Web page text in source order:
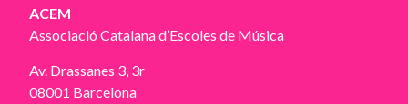
ACEM
Associació Catalana d’Escoles de Música
Av. Drassanes 3, 3r
08001 Barcelona